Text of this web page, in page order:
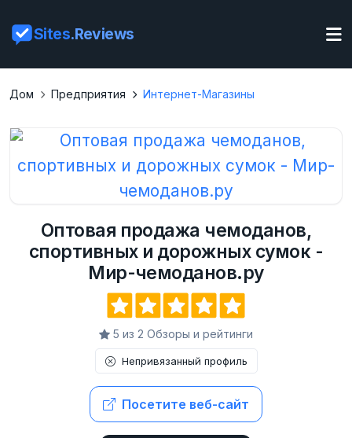
Sites.Reviews
Дом Предприятия Интернет-Магазины
Оптовая продажа чемоданов,
спортивных и дорожных сумок -
Мир-чемоданов.ру
5 из 2 Обзоры и рейтинги
Непривязанный профиль
Посетите веб-сайт